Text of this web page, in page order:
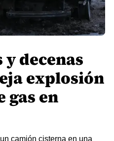
decenas
explosión
gas en
camión cisterna en una